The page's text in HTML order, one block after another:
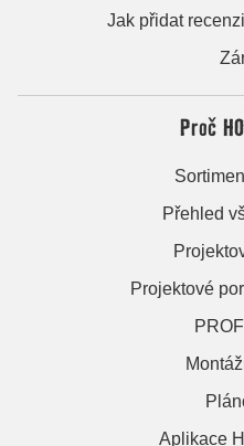
Jak přidat
Proč
Přehled
Projektové
Aplikace